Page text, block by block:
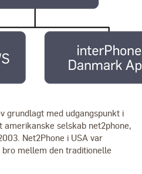
grundlagt med udgangspunkt i
selskab net2phone,
Net2Phone i USA var
mellem den traditionelle